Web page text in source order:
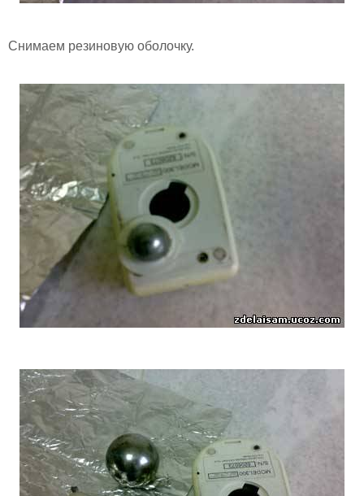
Снимаем резиновую оболочку.